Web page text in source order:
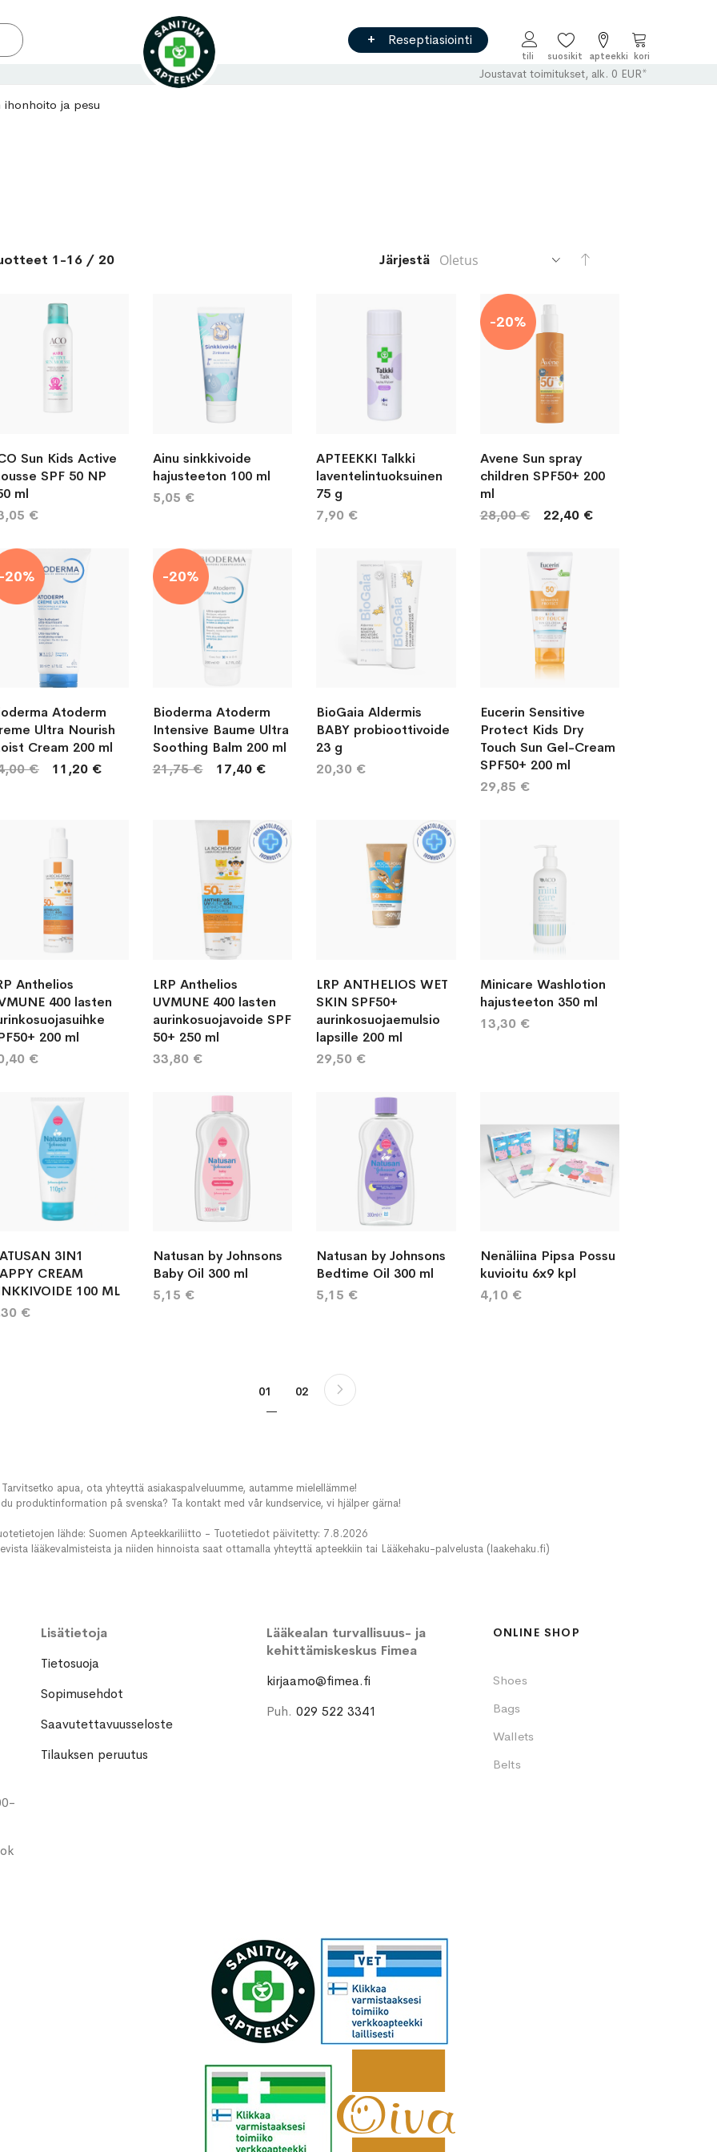
Reseptiasiointi
Ostoskori
Joustavat toimitukset, alk. 0 EUR*
ihonhoito ja pesu
1-16 / 20 Järjestä
Sun Kids Active
SPF 50 NP
ml
€
Ainu sinkkivoide
hajusteeton 100 ml
5,05 €
APTEEKKI Talkki
laventelintuoksuinen
75 g
7,90 €
-20%
Avene Sun spray
children SPF50+ 200
ml
22,40 €
28,00 €
-20%
Atoderm
Ultra Nourish
Cream 200 ml
11,20 €
€
-20%
Bioderma Atoderm
Intensive Baume Ultra
Soothing Balm 200 ml
17,40 €
21,75 €
BioGaia Aldermis
BABY probioottivoide
23 g
20,30 €
Eucerin Sensitive
Protect Kids Dry
Touch Sun Gel-Cream
SPF50+ 200 ml
29,85 €
Anthelios
400 lasten
200 ml
€
LRP Anthelios
UVMUNE 400 lasten
aurinkosuojavoide SPF
50+ 250 ml
33,80 €
LRP ANTHELIOS WET
SKIN SPF50+
aurinkosuojaemulsio
lapsille 200 ml
29,50 €
Minicare Washlotion
hajusteeton 350 ml
13,30 €
3IN1
CREAM
100 ML
€
Natusan by Johnsons
Baby Oil 300 ml
5,15 €
Natusan by Johnsons
Bedtime Oil 300 ml
5,15 €
Nenäliina Pipsa Possu
kuvioitu 6x9 kpl
4,10 €
You're currently reading page
01 Sivu
02 Sivu
Seuraava
Tarvitsetko apua, ota yhteyttä asiakaspalveluumme, autamme mielellämme!
produktinformation på svenska? Ta kontakt med vår kundservice, vi hjälper gärna!
lähde: Suomen Apteekkariliitto - Tuotetiedot päivitetty: 7.8.2026
lääkevalmisteista ja niiden hinnoista saat ottamalla yhteyttä apteekkiin tai Lääkehaku-palvelusta (laakehaku.fi)
Lisätietoja
Tietosuoja
Sopimusehdot
Saavutettavuusseloste
Tilauksen peruutus
Lääkealan turvallisuus- ja
kehittämiskeskus Fimea
kirjaamo@fimea.fi
Puh.029 522 3341
ONLINE SHOP
Shoes
Bags
Wallets
Belts